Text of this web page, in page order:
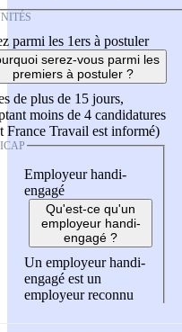
parmi les 1ers à postuler
serez-vous parmi les
premiers à postuler ?
de plus de 15 jours,
moins de 4 candidatures
France Travail est informé)
Employeur handi-
engagé
Qu'est-ce qu'un
employeur handi-
engagé ?
Un employeur handi-
engagé est un
employeur reconnu